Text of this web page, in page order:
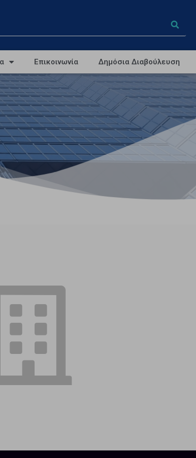
Επικοινωνία Δημόσια Διαβούλευση